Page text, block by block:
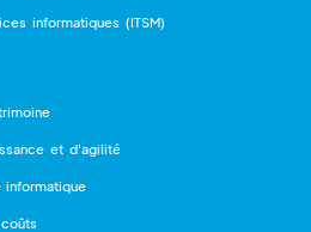
informatiques (ITSM)
et d'agilité
informatique